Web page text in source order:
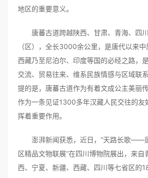
地区的重要意义。
唐蕃古道跨越陕西、甘肃、青海、四
（区），全长3000余公里，是唐代以来中
西藏乃至尼泊尔、印度等国的必经之路，
交流、贸易往来、维系民族情感与区域联
提的是，唐蕃古道作为有着文成公主美丽
作为一条见证1300多年汉藏人民交往的友
挥着重要作用。
澎湃新闻获悉，近日，“天路长歌——
区精品文物联展”在四川博物院展出，来自
西、宁夏、新疆、西藏、四川等七省区的